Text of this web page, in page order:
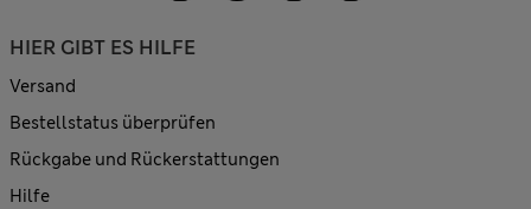
HIER GIBT ES HILFE
Versand
Bestellstatus überprüfen
Rückgabe und Rückerstattungen
Hilfe